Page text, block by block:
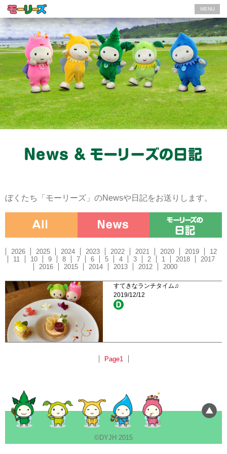
MENU
ぼくたち「モーリーズ」のNewsや日記をお送りします。
2026 2025 2024 2023 2022 2021 2020 2019
12
11
10 9 8 7 6 5 4 3 2 1 2018
2017
2016
2015 2014 2013 2012 2000
すてきなランチタイム♫
2019/12/12
Page1
©DYJH 2015